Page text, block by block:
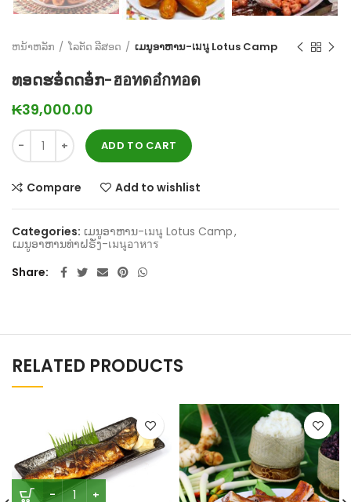
ຫນ້າຫລັກ ໂລຕັດ ລີສອດ ເມນູອາຫານ-เมนู Lotus Camp
ທອດຮອ໋ດດອ໋ກ-ฮอทดอ๋กทอด
₭39,000.00
ADD TO CART
Compare Add to wishlist
Categories: ເມນູອາຫານ-เมนู Lotus Camp,
ເມນູອາຫານທ່າຝຣັ່ງ-เมนูอาหาร
Share
RELATED PRODUCTS